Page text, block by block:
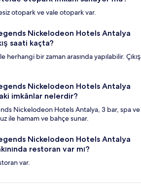
otopark ve vale otopark var.
Nickelodeon Hotels Antalya
saati kaçta?
herhangi bir zaman arasında yapılabilir. Çıkış
Nickelodeon Hotels Antalya
imkânlar nelerdir?
Nickelodeon Hotels Antalya, 3 bar, spa ve
ile hamam ve bahçe sunar.
Nickelodeon Hotels Antalya
restoran var mı?
var.